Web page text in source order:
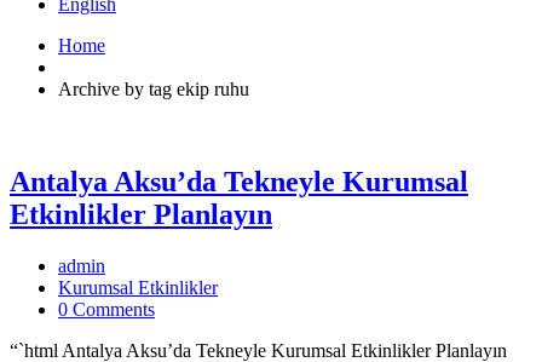
English
Home
Archive by tag ekip ruhu
Antalya Aksu’da Tekneyle Kurumsal
Etkinlikler Planlayın
admin
Kurumsal Etkinlikler
0 Comments
“`html Antalya Aksu’da Tekneyle Kurumsal Etkinlikler Planlayın